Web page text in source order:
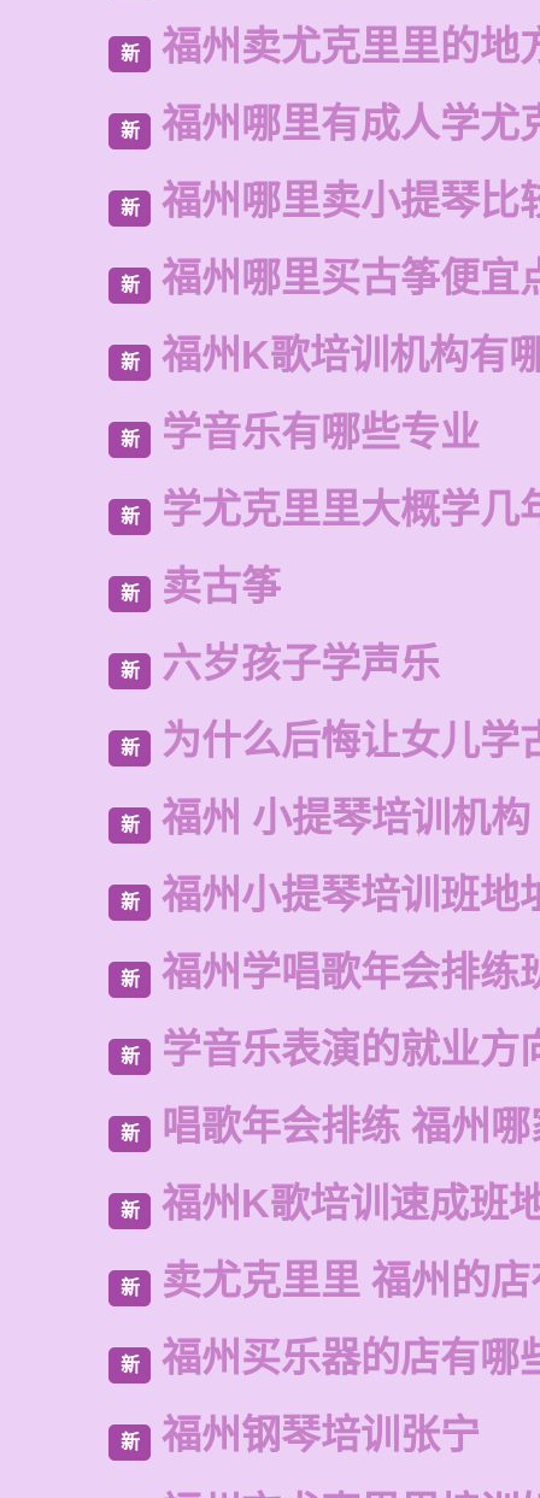
新 福州卖尤克里里的地
新 福州哪里有成人学尤
新 福州哪里卖小提琴比
新 福州哪里买古筝便宜
新 福州K歌培训机构有
新 学音乐有哪些专业
新 学尤克里里大概学几
新 卖古筝
新 六岁孩子学声乐
新 为什么后悔让女儿学
新 福州 小提琴培训机构
新 福州小提琴培训班地
新 福州学唱歌年会排练
新 学音乐表演的就业方
新 唱歌年会排练 福州
新 福州K歌培训速成班
新 卖尤克里里 福州的
新 福州买乐器的店有哪
新
福州钢琴培训张宁